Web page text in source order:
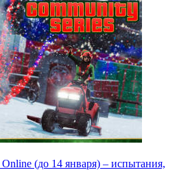
(до 14 января) – испытания,